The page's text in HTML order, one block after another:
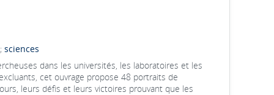
sciences
dans les universités, les laboratoires et les
cet ouvrage propose 48 portraits de
leurs défis et leurs victoires prouvant que les